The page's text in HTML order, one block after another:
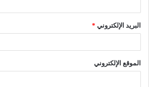
البريد الإلكتروني *
الموقع الإلكتروني